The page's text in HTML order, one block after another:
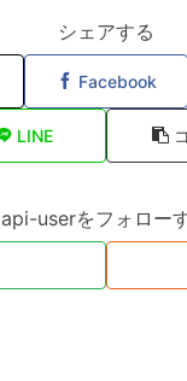
シェアする
Facebook
LINE
api-userをフォロー